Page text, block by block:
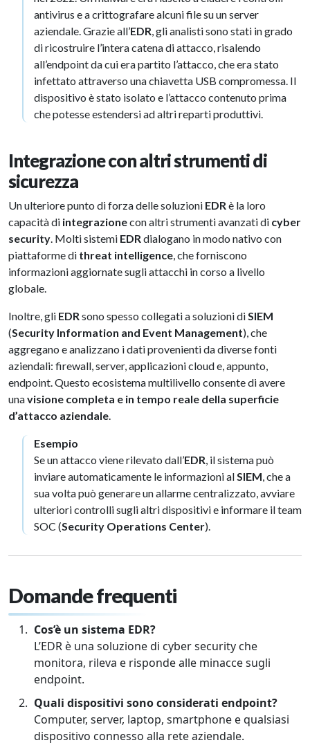
antivirus e a crittografare alcuni file su un server
aziendale. Grazie all’EDR, gli analisti sono stati in grado
di ricostruire l’intera catena di attacco, risalendo
all’endpoint da cui era partito l’attacco, che era stato
infettato attraverso una chiavetta USB compromessa. Il
dispositivo è stato isolato e l’attacco contenuto prima
che potesse estendersi ad altri reparti produttivi.
Integrazione con altri strumenti di
sicurezza
Un ulteriore punto di forza delle soluzioni EDRè la loro
capacità di integrazionecon altri strumenti avanzati di cyber
security. Molti sistemi EDRdialogano in modo nativo con
piattaforme di threat intelligence, che forniscono
informazioni aggiornate sugli attacchi in corso a livello
globale.
Inoltre, gli EDRsono spesso collegati a soluzioni diSIEM
(Security Information and Event Management), che
aggregano e analizzano i dati provenienti da diverse fonti
aziendali: firewall, server, applicazioni cloud e, appunto,
endpoint. Questo ecosistema multilivello consente di avere
unavisione completa e in tempo reale della superficie
d’attacco aziendale.
Esempio
Se un attacco viene rilevato dall’EDR, il sistema può
inviare automaticamente le informazioni alSIEM, che a
sua volta può generare un allarme centralizzato, avviare
ulteriori controlli sugli altri dispositivi e informare il team
SOC (Security Operations Center).
Domande frequenti
Cos’è un sistema EDR?
L’EDR è una soluzione di cyber security che
monitora, rileva e risponde alle minacce sugli
endpoint.
Quali dispositivi sono considerati endpoint?
Computer, server, laptop, smartphone e qualsiasi
dispositivo connesso alla rete aziendale.